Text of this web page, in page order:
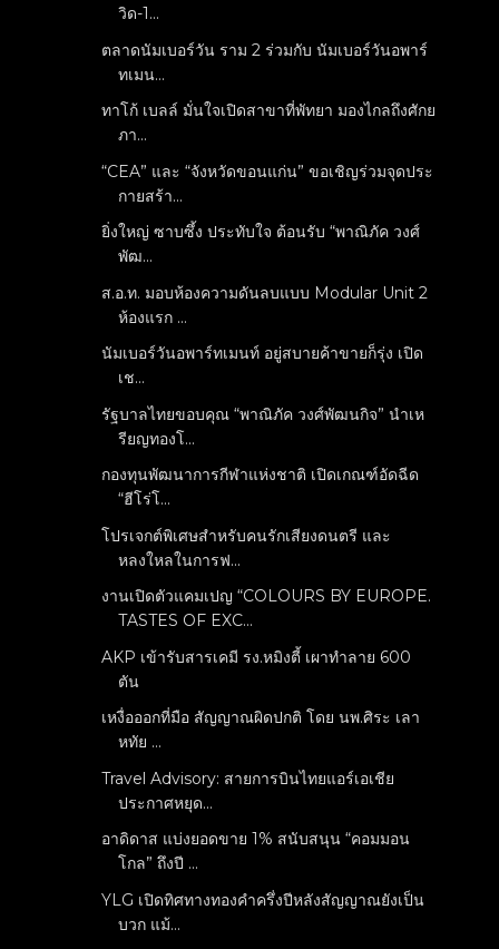
วิด-1...
ตลาดนัมเบอร์วัน ราม 2 ร่วมกับ นัมเบอร์วันอพาร์
ทเมน...
ทาโก้ เบลล์ มั่นใจเปิดสาขาที่พัทยา มองไกลถึงศักย
ภา...
“CEA” และ “จังหวัดขอนแก่น” ขอเชิญร่วมจุดประ
กายสร้า...
ยิ่งใหญ่ ซาบซึ้ง ประทับใจ ต้อนรับ “พาณิภัค วงศ์
พัฒ...
ส.อ.ท. มอบห้องความดันลบแบบ Modular Unit 2
ห้องแรก ...
นัมเบอร์วันอพาร์ทเมนท์ อยู่สบายค้าขายก็รุ่ง เปิด
เช...
รัฐบาลไทยขอบคุณ “พาณิภัค วงศ์พัฒนกิจ” นำเห
รียญทองโ...
กองทุนพัฒนาการกีฬาแห่งชาติ เปิดเกณฑ์อัดฉีด
“ฮีโร่โ...
โปรเจกต์พิเศษสำหรับคนรักเสียงดนตรี และ
หลงใหลในการฟ...
งานเปิดตัวแคมเปญ “COLOURS BY EUROPE.
TASTES OF EXC...
AKP เข้ารับสารเคมี รง.หมิงตี้ เผาทำลาย 600
ตัน
เหงื่อออกที่มือ สัญญาณผิดปกติ โดย นพ.ศิระ เลา
หทัย ...
Travel Advisory: สายการบินไทยแอร์เอเชีย
ประกาศหยุด...
อาดิดาส แบ่งยอดขาย 1% สนับสนุน “คอมมอน
โกล” ถึงปี ...
YLG เปิดทิศทางทองคำครึ่งปีหลังสัญญาณยังเป็น
บวก แม้...